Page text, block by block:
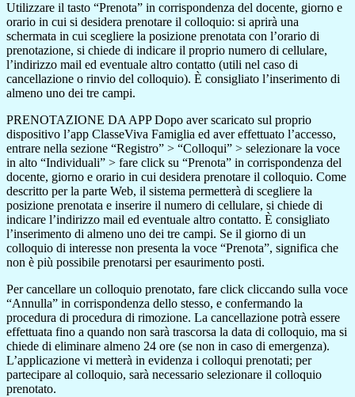
Utilizzare il tasto “Prenota” in corrispondenza del docente, giorno e
orario in cui si desidera prenotare il colloquio: si aprirà una
schermata in cui scegliere la posizione prenotata con l’orario di
prenotazione, si chiede di indicare il proprio numero di cellulare,
l’indirizzo mail ed eventuale altro contatto (utili nel caso di
cancellazione o rinvio del colloquio). È consigliato l’inserimento di
almeno uno dei tre campi.
PRENOTAZIONE DA APP Dopo aver scaricato sul proprio
dispositivo l’app ClasseViva Famiglia ed aver effettuato l’accesso,
entrare nella sezione “Registro” > “Colloqui” > selezionare la voce
in alto “Individuali” > fare click su “Prenota” in corrispondenza del
docente, giorno e orario in cui desidera prenotare il colloquio. Come
descritto per la parte Web, il sistema permetterà di scegliere la
posizione prenotata e inserire il numero di cellulare, si chiede di
indicare l’indirizzo mail ed eventuale altro contatto. È consigliato
l’inserimento di almeno uno dei tre campi. Se il giorno di un
colloquio di interesse non presenta la voce “Prenota”, significa che
non è più possibile prenotarsi per esaurimento posti.
Per cancellare un colloquio prenotato, fare click cliccando sulla voce
“Annulla” in corrispondenza dello stesso, e confermando la
procedura di procedura di rimozione. La cancellazione potrà essere
effettuata fino a quando non sarà trascorsa la data di colloquio, ma si
chiede di eliminare almeno 24 ore (se non in caso di emergenza).
L’applicazione vi metterà in evidenza i colloqui prenotati; per
partecipare al colloquio, sarà necessario selezionare il colloquio
prenotato.